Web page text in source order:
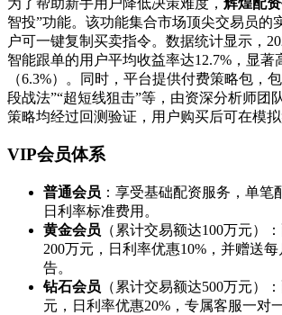
智投”功能。该功能集合市场顶尖交易员的
户可一键复制买卖指令。数据统计显示，
智能跟单的用户平均收益率达12.7%，显著
（6.3%）。同时，平台提供付费策略包，
段战法”“超短线狙击”等，由资深分析师团
策略均经过回测验证，用户购买后可在模拟
VIP会员体系
普通会员 ：享受基础配资服务，单笔
日利率标准费用。
黄金会员 （累计交易额达100万元）
200万元，日利率优惠10%，并赠送
告。
钻石会员 （累计交易额达500万元）
元，日利率优惠20%，专属客服一对